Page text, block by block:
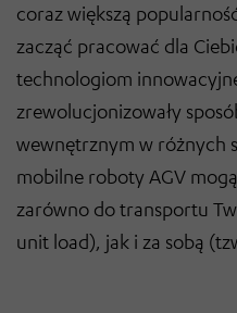
coraz większą
zacząć pracować dla
technologiom
zrewolucjonizowały
wewnętrznym w różnych
mobilne roboty AGV
zarówno do transportu
unit load), jak i za sobą